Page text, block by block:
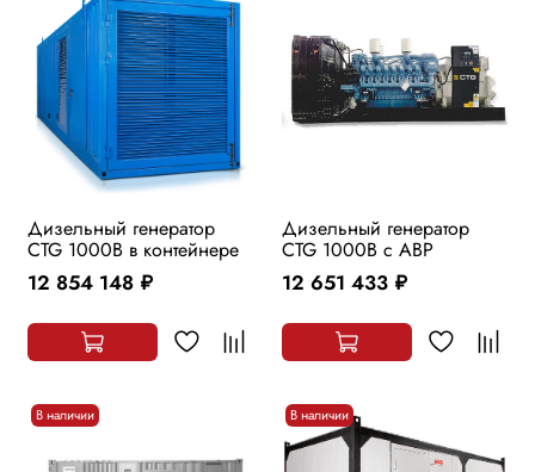
Дизельный генератор
CTG 1000B в контейнере
12 854 148 руб.
Дизельный генератор
CTG 1000B с АВР
12 651 433 руб.
В наличии В наличии